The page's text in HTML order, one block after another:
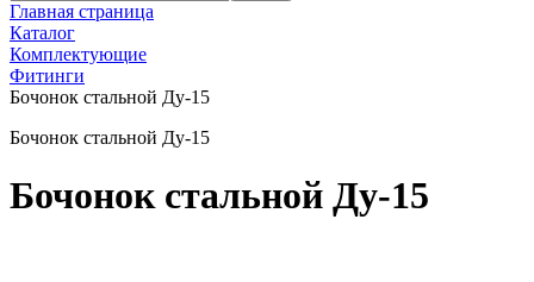
Главная страница
Каталог
Комплектующие
Фитинги
Бочонок стальной Ду-15
Бочонок стальной Ду-15
Бочонок стальной Ду-15